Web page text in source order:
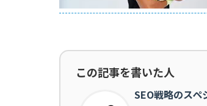
この記事を書いた人
SEO戦略のスペ